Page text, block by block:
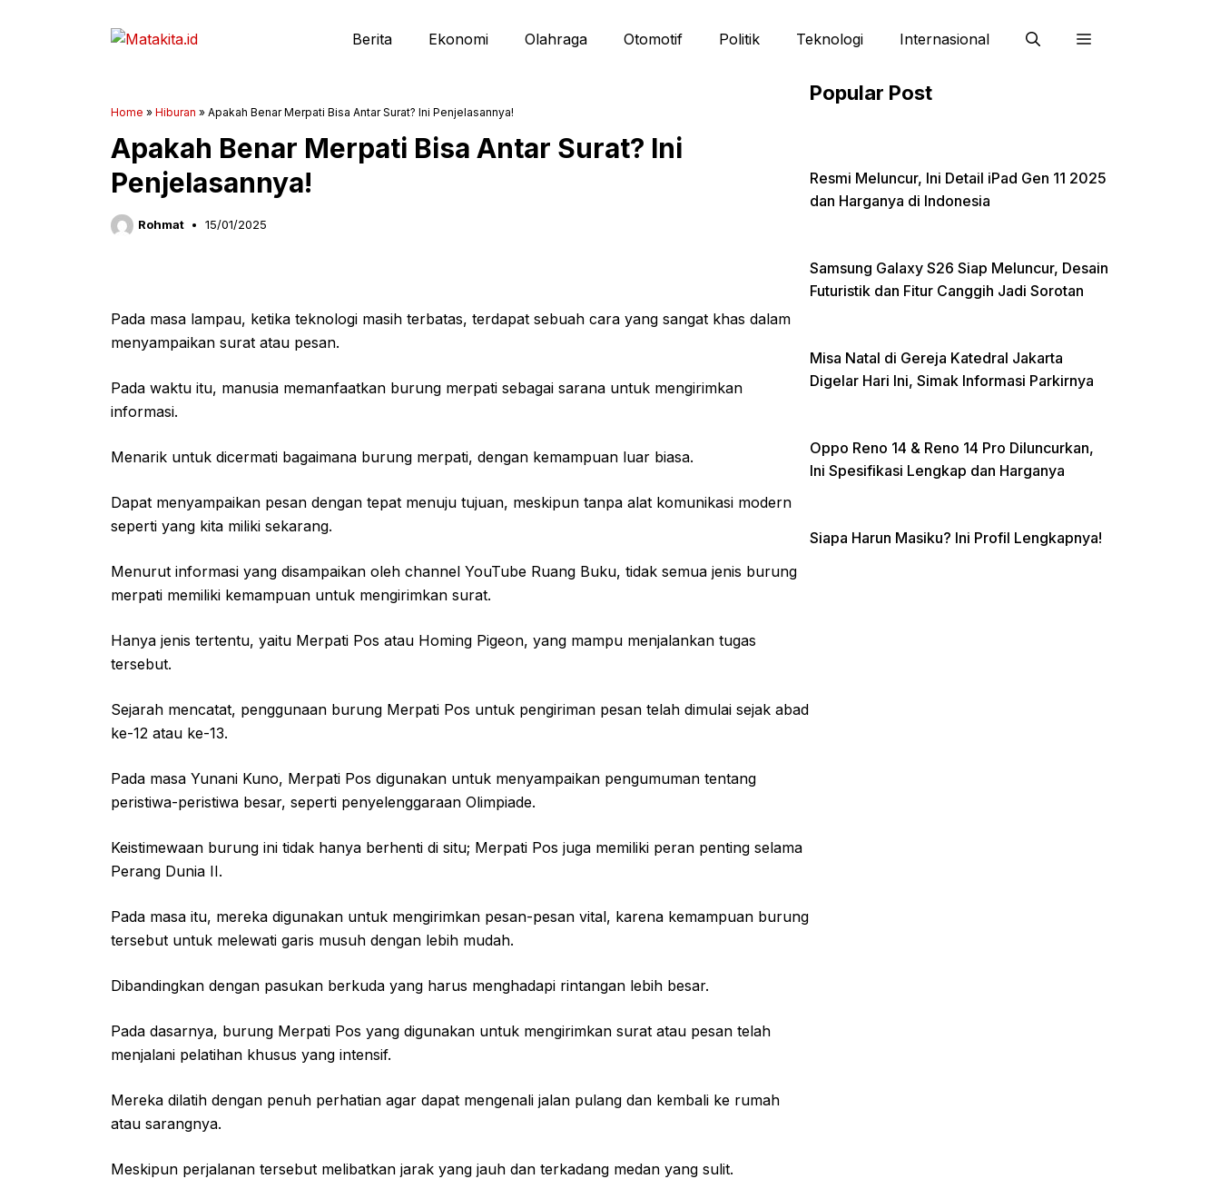
Berita Ekonomi Olahraga Otomotif Politik Teknologi Internasional
Home » Hiburan » Apakah Benar Merpati Bisa Antar Surat? Ini Penjelasannya!
Apakah Benar Merpati Bisa Antar Surat? Ini
Penjelasannya!
Rohmat 15/01/2025
Pada masa lampau, ketika teknologi masih terbatas, terdapat sebuah cara yang sangat khas dalam
menyampaikan surat atau pesan.
Pada waktu itu, manusia memanfaatkan burung merpati sebagai sarana untuk mengirimkan
informasi.
Menarik untuk dicermati bagaimana burung merpati, dengan kemampuan luar biasa.
Dapat menyampaikan pesan dengan tepat menuju tujuan, meskipun tanpa alat komunikasi modern
seperti yang kita miliki sekarang.
Menurut informasi yang disampaikan oleh channel YouTube Ruang Buku, tidak semua jenis burung
merpati memiliki kemampuan untuk mengirimkan surat.
Hanya jenis tertentu, yaitu Merpati Pos atau Homing Pigeon, yang mampu menjalankan tugas
tersebut.
Sejarah mencatat, penggunaan burung Merpati Pos untuk pengiriman pesan telah dimulai sejak abad
ke-12 atau ke-13.
Pada masa Yunani Kuno, Merpati Pos digunakan untuk menyampaikan pengumuman tentang
peristiwa-peristiwa besar, seperti penyelenggaraan Olimpiade.
Keistimewaan burung ini tidak hanya berhenti di situ; Merpati Pos juga memiliki peran penting selama
Perang Dunia II.
Pada masa itu, mereka digunakan untuk mengirimkan pesan-pesan vital, karena kemampuan burung
tersebut untuk melewati garis musuh dengan lebih mudah.
Dibandingkan dengan pasukan berkuda yang harus menghadapi rintangan lebih besar.
Pada dasarnya, burung Merpati Pos yang digunakan untuk mengirimkan surat atau pesan telah
menjalani pelatihan khusus yang intensif.
Mereka dilatih dengan penuh perhatian agar dapat mengenali jalan pulang dan kembali ke rumah
atau sarangnya.
Meskipun perjalanan tersebut melibatkan jarak yang jauh dan terkadang medan yang sulit.
Popular Post
Resmi Meluncur, Ini Detail iPad Gen 11 2025
dan Harganya di Indonesia
Samsung Galaxy S26 Siap Meluncur, Desain
Futuristik dan Fitur Canggih Jadi Sorotan
Misa Natal di Gereja Katedral Jakarta
Digelar Hari Ini, Simak Informasi Parkirnya
Oppo Reno 14 & Reno 14 Pro Diluncurkan,
Ini Spesifikasi Lengkap dan Harganya
Siapa Harun Masiku? Ini Profil Lengkapnya!